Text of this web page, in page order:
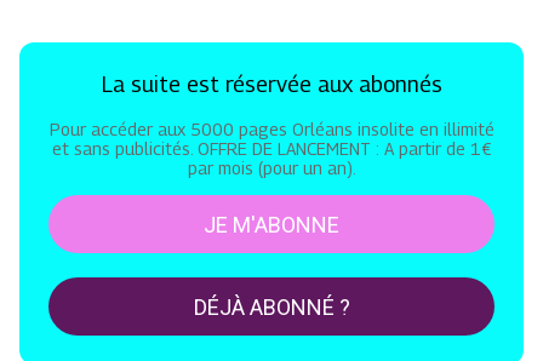
La suite est réservée aux abonnés
Pour accéder aux 5000 pages Orléans insolite en illimité
et sans publicités. OFFRE DE LANCEMENT : A partir de 1€
par mois (pour un an).
JE M'ABONNE
DÉJÀ ABONNÉ ?